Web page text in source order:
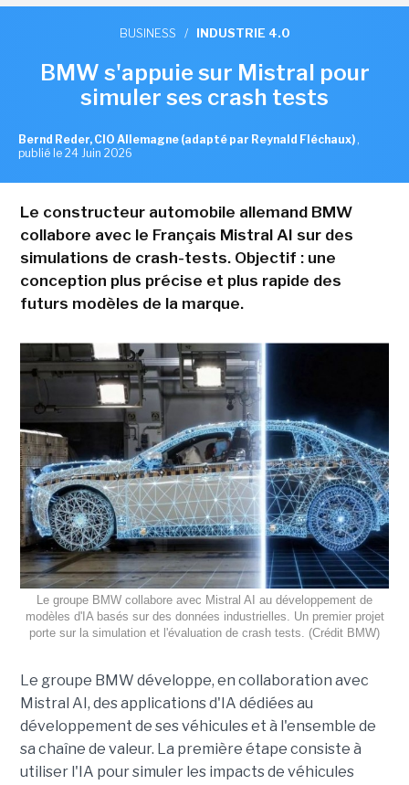
BUSINESS / INDUSTRIE 4.0
BMW s'appuie sur Mistral pour
simuler ses crash tests
Bernd Reder, CIO Allemagne (adapté par Reynald Fléchaux) ,
publié le 24 Juin 2026
Le constructeur automobile allemand BMW
collabore avec le Français Mistral AI sur des
simulations de crash-tests. Objectif : une
conception plus précise et plus rapide des
futurs modèles de la marque.
Le groupe BMW collabore avec Mistral AI au développement de
modèles d'IA basés sur des données industrielles. Un premier projet
porte sur la simulation et l'évaluation de crash tests. (Crédit BMW)
Le groupe BMW développe, en collaboration avec
Mistral AI, des applications d'IA dédiées au
développement de ses véhicules et à l'ensemble de
sa chaîne de valeur. La première étape consiste à
utiliser l'IA pour simuler les impacts de véhicules